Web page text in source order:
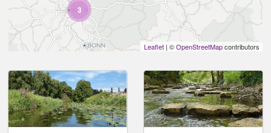
3
Leaflet | ©OpenStreetMapcontributors